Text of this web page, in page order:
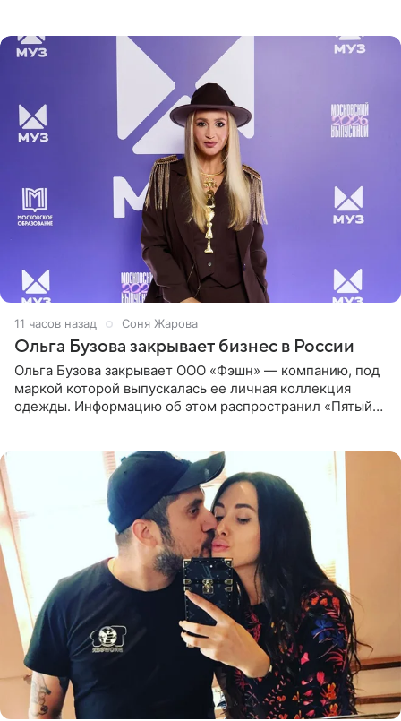
11 часов назад Соня Жарова
Ольга Бузова закрывает бизнес в России
Ольга Бузова закрывает ООО «Фэшн» — компанию, под
маркой которой выпускалась ее личная коллекция
одежды. Информацию об этом распространил «Пятый